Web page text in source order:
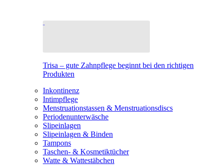
Trisa – gute Zahnpflege beginnt bei den richtigen
Produkten
Inkontinenz
Intimpflege
Menstruationstassen & Menstruationsdiscs
Periodenunterwäsche
Slipeinlagen
Slipeinlagen & Binden
Tampons
Taschen- & Kosmetiktücher
Watte & Wattestäbchen